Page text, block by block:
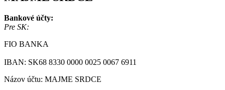
Bankové účty:
Pre SK:
FIO BANKA
IBAN: SK68 8330 0000 0025 0067 6911
Názov účtu: MAJME SRDCE